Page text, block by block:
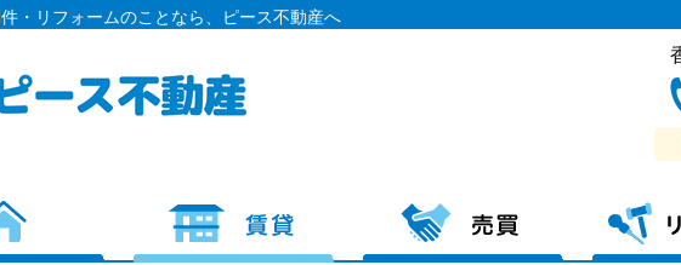
・リフォームのことなら、ピース不動産へ